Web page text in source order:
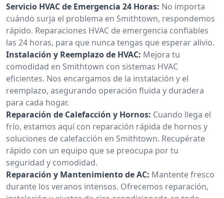
Servicio HVAC de Emergencia 24 Horas: No importa
cuándo surja el problema en Smithtown, respondemos
rápido. Reparaciones HVAC de emergencia confiables
las 24 horas, para que nunca tengas que esperar alivio.
Instalación y Reemplazo de HVAC: Mejora tu
comodidad en Smithtown con sistemas HVAC
eficientes. Nos encargamos de la instalación y el
reemplazo, asegurando operación fluida y duradera
para cada hogar.
Reparación de Calefacción y Hornos: Cuando llega el
frío, estamos aquí con reparación rápida de hornos y
soluciones de calefacción en Smithtown. Recupérate
rápido con un equipo que se preocupa por tu
seguridad y comodidad.
Reparación y Mantenimiento de AC: Mantente fresco
durante los veranos intensos. Ofrecemos reparación,